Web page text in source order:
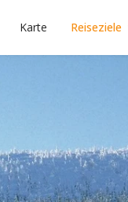
Karte Reiseziele